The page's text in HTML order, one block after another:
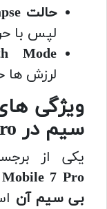
حالت Motionlapse:
لپس با
Mode:
لرزش ها
ویژگی
سیم در Osmo Mobile 7 Pro
یکی از
Mobile 7 Pro
بی سیم آن